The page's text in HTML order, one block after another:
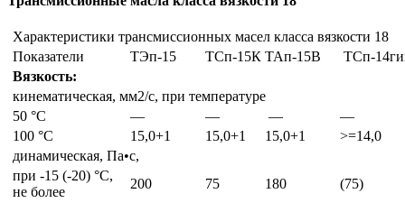
Характеристики трансмиссионных масел класса вязкости 18
Показатели
ТЭп-15 ТСп-15К ТАп-15В
ТСп-
Вязкость:
кинематическая, мм2/с, при температуре
50 °С
— — —
—
100 °С
15,0+1 15,0+1 15,0+1
>=14,0
динамическая, Па•с,
при -15 (-20) °С,
не более
200 75 180
(75)